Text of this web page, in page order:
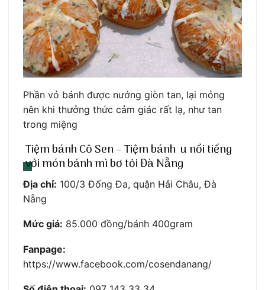
Phần vỏ bánh được nướng giòn tan, lại mỏng
nên khi thưởng thức cảm giác rất lạ, như tan
trong miệng
Tiệm bánh Cô Sen – Tiệm bánh u nổi tiếng
với món bánh mì bơ tỏi Đà Nẵng
Địa chỉ: 100/3 Đống Đa, quận Hải Châu, Đà
Nẵng
Mức giá: 85.000 đồng/bánh 400gram
Fanpage:
https://www.facebook.com/cosendanang/